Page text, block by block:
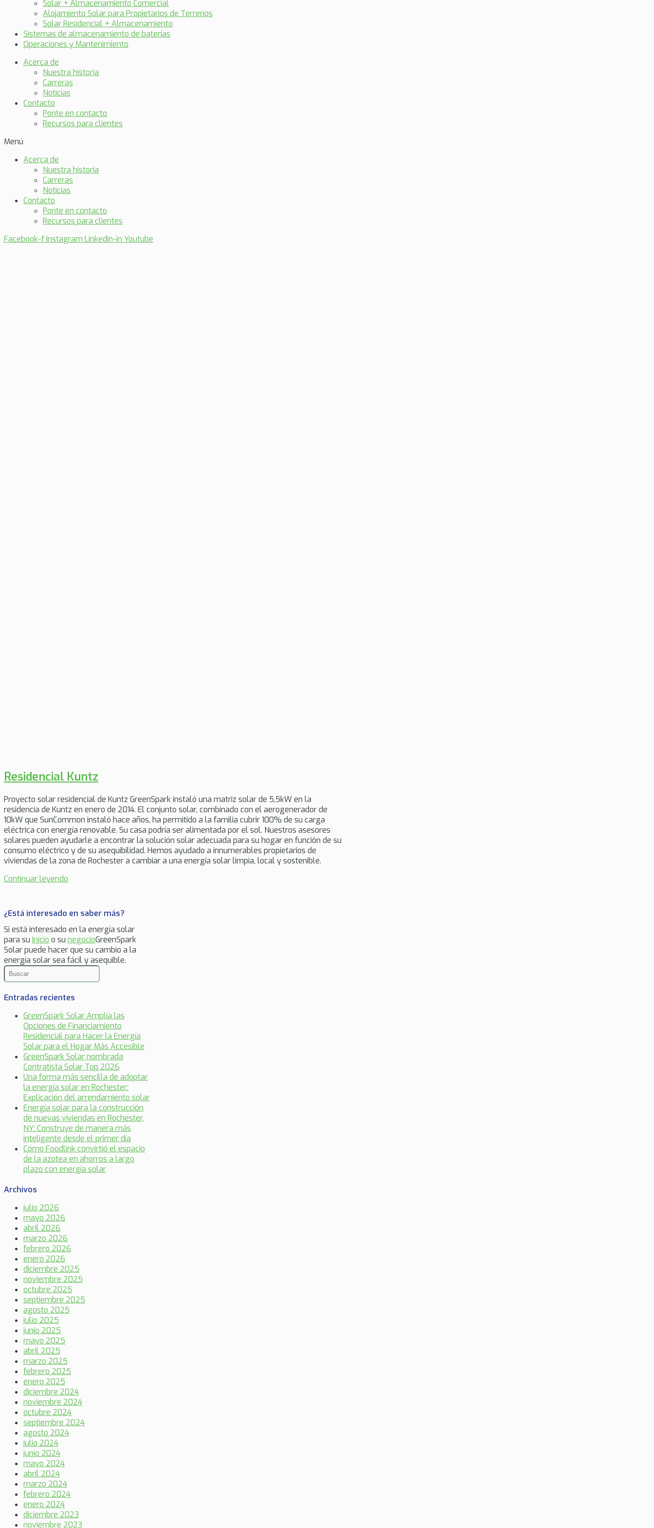
Solar + Almacenamiento Comercial
Alojamiento Solar para Propietarios de Terrenos
Solar Residencial + Almacenamiento
Sistemas de almacenamiento de baterías
Operaciones y Mantenimiento
Acerca de
Nuestra historia
Carreras
Noticias
Contacto
Ponte en contacto
Recursos para clientes
Menú
Acerca de
Nuestra historia
Carreras
Noticias
Contacto
Ponte en contacto
Recursos para clientes
Facebook-fInstagram Linkedin-in Youtube
Residencial Kuntz
Proyecto solar residencial de Kuntz GreenSpark instaló una matriz solar de 5,5kW en la
residencia de Kuntz en enero de 2014. El conjunto solar, combinado con el aerogenerador de
10kW que SunCommon instaló hace años, ha permitido a la familia cubrir 100% de su carga
eléctrica con energía renovable. Su casa podría ser alimentada por el sol. Nuestros asesores
solares pueden ayudarle a encontrar la solución solar adecuada para su hogar en función de su
consumo eléctrico y de su asequibilidad. Hemos ayudado a innumerables propietarios de
viviendas de la zona de Rochester a cambiar a una energía solar limpia, local y sostenible.
Continuar leyendo
¿Está interesado en saber más?
Si está interesado en la energía solar
para su Inicio o su negocioGreenSpark
Solar puede hacer que su cambio a la
energía solar sea fácil y asequible.
Entradas recientes
GreenSpark Solar Amplía las
Opciones de Financiamiento
Residencial para Hacer la Energía
Solar para el Hogar Más Accesible
GreenSpark Solar nombrada
Contratista Solar Top 2026
Una forma más sencilla de adoptar
la energía solar en Rochester:
Explicación del arrendamiento solar
Energía solar para la construcción
de nuevas viviendas en Rochester,
NY: Construye de manera más
inteligente desde el primer día
Cómo Foodlink convirtió el espacio
de la azotea en ahorros a largo
plazo con energía solar
Archivos
julio 2026
mayo 2026
abril 2026
marzo 2026
febrero 2026
enero 2026
diciembre 2025
noviembre 2025
octubre 2025
septiembre 2025
agosto 2025
julio 2025
junio 2025
mayo 2025
abril 2025
marzo 2025
febrero 2025
enero 2025
diciembre 2024
noviembre 2024
octubre 2024
septiembre 2024
agosto 2024
julio 2024
junio 2024
mayo 2024
abril 2024
marzo 2024
febrero 2024
enero 2024
diciembre 2023
noviembre 2023